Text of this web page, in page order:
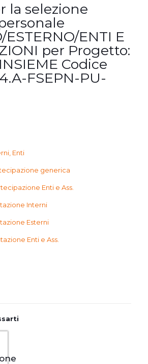
la selezione
ESTERNO/ENTI E
per Progetto:
Codice
FSEPN-PU-
Enti
generica
Enti e Ass.
Interni
Esterni
Enti e Ass.